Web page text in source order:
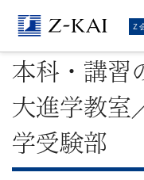
難
関
校
受
験
Ｚ
Ｚ会トップ> Ｚ会の教室（塾
学教室／Ｚ会進学教室大学受
本科・講習
大進学教室
学受験部